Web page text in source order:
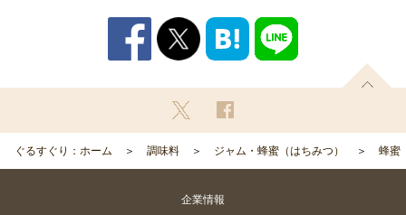
ぐるすぐり：ホーム 調味料 ジャム・蜂蜜（はちみつ） 蜂蜜
企業情報